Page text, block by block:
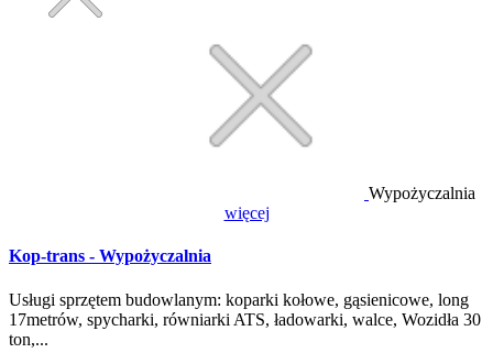
Wypożyczalnia
więcej
Kop-trans - Wypożyczalnia
Usługi sprzętem budowlanym: koparki kołowe, gąsienicowe, long
17metrów, spycharki, równiarki ATS, ładowarki, walce, Wozidła 30
ton,...